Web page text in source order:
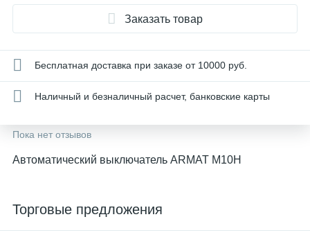
Заказать товар
Бесплатная доставка при заказе от 10000 руб.
Наличный и безналичный расчет, банковские карты
Пока нет отзывов
Автоматический выключатель ARMAT M10H
Торговые предложения